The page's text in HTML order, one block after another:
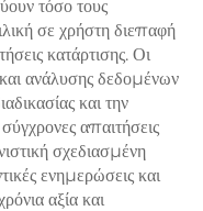
τόσο τους
σε χρήστη διεπαφή
κατάρτισης. Οι
και ανάλυσης δεδομένων
και την
απαιτήσεις
σχεδιασμένη
ενημερώσεις και
αξία και